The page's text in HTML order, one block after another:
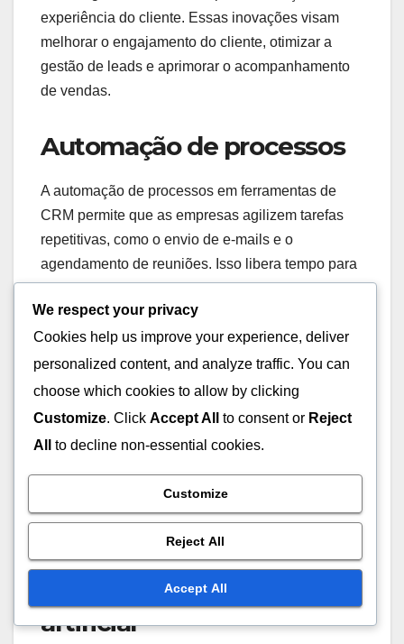
experiência do cliente. Essas inovações visam
melhorar o engajamento do cliente, otimizar a
gestão de leads e aprimorar o acompanhamento
de vendas.
Automação de processos
A automação de processos em ferramentas de
CRM permite que as empresas agilizem tarefas
repetitivas, como o envio de e-mails e o
agendamento de reuniões. Isso libera tempo para
que as equipes se concentrem em atividades mais
estratégicas, como o relacionamento com o cliente
e a análise de dados.
Por exemplo, uma empresa pode programar
lembretes automáticos para follow-ups com leads,
garantindo que nenhuma oportunidade seja
integração com outras ferramentas, como
plataformas de marketing, para um fluxo de
trabalho mais eficiente.
Uso de inteligência
artificial
We respect your privacy
Cookies help us improve your experience, deliver
personalized content, and analyze traffic. You can
choose which cookies to allow by clicking
Customize. Click Accept All to consent or Reject
All
to decline non-essential cookies.
Customize
Reject All
Accept All